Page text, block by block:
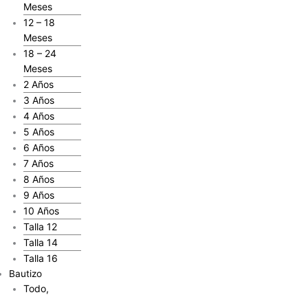
Meses
12 – 18
Meses
18 – 24
Meses
2 Años
3 Años
4 Años
5 Años
6 Años
7 Años
8 Años
9 Años
10 Años
Talla 12
Talla 14
Talla 16
Bautizo
Todo,